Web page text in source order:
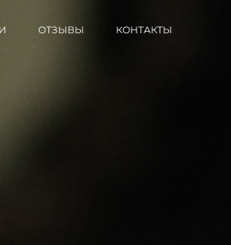
ОТЗЫВЫ КОНТАКТЫ